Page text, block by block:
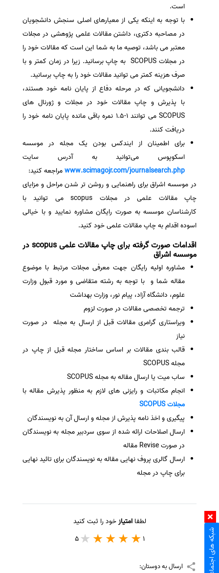
است.
با توجه به اینکه یکی از معیارهای اصلی سنجش دانشجویان
در مصاحبه دکتری، داشتن مقالات علمی پژوهشی در مجلات
معتبر می باشد، توصیه ما به شما این است که مقالات خود را
در مجلات SCOPUS به چاپ برسانید. زیرا در زمان کمتر و با
صرف هزینه کمتر می توانید مقالات خود را به چاپ برسانید.
دانشجویانی که در مرحله دفاع از پایان نامه خود هستند،
با پذیرش و چاپ مقالات خود در مجلات و ژورنال های
SCOPUS می توانند 1-1.5 نمره باقی مانده پایان نامه خود را
دریافت کنند.
برای اطمینان از ایندکس بودن یک مجله در موسسه
اسکوپوس می‌توانید به آدرس سایت
www.scimagojr.com/journalsearch.phpمراجعه کنید:
در موسسه اشراق برای راهنمایی و روشن تر شدن مراحل و مزایای
چاپ مقالات علمی در مجلات scopus می توانید با
کارشناسان موسسه به صورت رایگان مشاوره نمایید و با خیالی
اسوده اقدام به چاپ مقالات علمی خود کنید.
اقدامات صورت گرفته برای چاپ مقالات علمی scopus در
موسسه اشراق
مشاوره اولیه رایگان جهت معرفی مجلات مرتبط با موضوع
مقاله شما و با توجه به رشته متقاضی و مورد قبول وزارت
علوم، دانشگاه آزاد، پیام نور، وزارت بهداشت
ترجمه تخصصی مقالات در صورت لزوم
ویراستاری گرامری مقالات قبل از ارسال به مجله در صورت
نیاز
قالب بندی مقالات بر اساس ساختار مجله قبل از چاپ در
مجله SCOPUS
ساب میت یا ارسال مقاله به مجله SCOPUS
انجام مکاتبات و رایزنی های لازم به منظور پذیرش مقاله با
مجلات SCOPUS
پیگیری و اخذ نامه پذیرش از مجله و ارسال آن به نویسندگان
ارسال اصلاحات ارائه شده از سوی سردبیر مجله به نویسندگان
در صورت Revise مقاله
ارسال گالری پروف نهایی مقاله به نویسندگان برای تائید نهایی
برای چاپ در مجله
لطفاامتیازخود را ثبت کنید
1
5
ارسال به دوستان: شبکه های اجتماعی